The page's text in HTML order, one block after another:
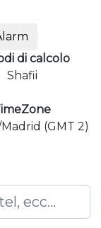
di calcolo
Shafii
(GMT 2)